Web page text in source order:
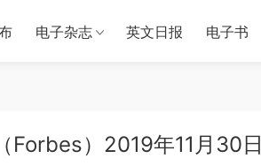
电子杂志 英文日报 电子书
Forbes）2019年11月30日